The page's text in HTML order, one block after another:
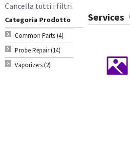
Cancella tutti i filtri
Categoria Prodotto
Common Parts (4)
Probe Repair (14)
Vaporizers (2)
Services